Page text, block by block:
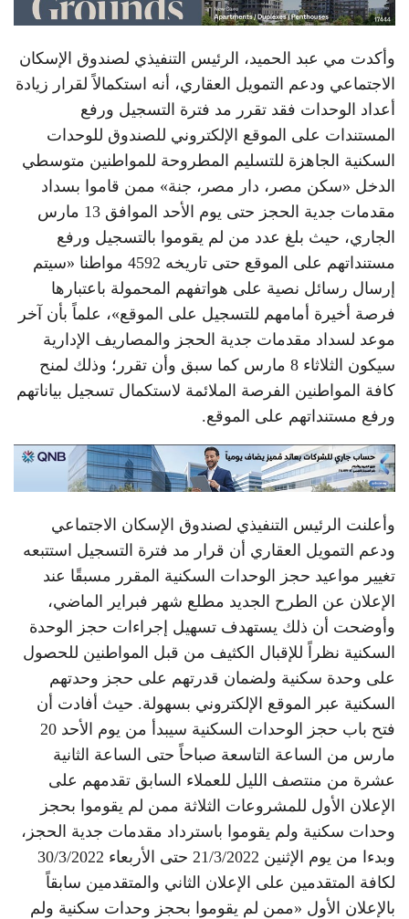
وأكدت مي عبد الحميد، الرئيس التنفيذي لصندوق الإسكان
الاجتماعي ودعم التمويل العقاري، أنه استكمالاً لقرار زيادة
أعداد الوحدات فقد تقرر مد فترة التسجيل ورفع
المستندات على الموقع الإلكتروني للصندوق للوحدات
السكنية الجاهزة للتسليم المطروحة للمواطنين متوسطي
الدخل «سكن مصر، دار مصر، جنة» ممن قاموا بسداد
مقدمات جدية الحجز حتى يوم الأحد الموافق 13 مارس
الجاري، حيث بلغ عدد من لم يقوموا بالتسجيل ورفع
مستنداتهم على الموقع حتى تاريخه 4592 مواطنا «سيتم
إرسال رسائل نصية على هواتفهم المحمولة باعتبارها
فرصة أخيرة أمامهم للتسجيل على الموقع»، علماً بأن آخر
موعد لسداد مقدمات جدية الحجز والمصاريف الإدارية
سيكون الثلاثاء 8 مارس كما سبق وأن تقرر؛ وذلك لمنح
كافة المواطنين الفرصة الملائمة لاستكمال تسجيل بياناتهم
ورفع مستنداتهم على الموقع.
وأعلنت الرئيس التنفيذي لصندوق الإسكان الاجتماعي
ودعم التمويل العقاري أن قرار مد فترة التسجيل استتبعه
تغيير مواعيد حجز الوحدات السكنية المقرر مسبقًا عند
الإعلان عن الطرح الجديد مطلع شهر فبراير الماضي،
وأوضحت أن ذلك يستهدف تسهيل إجراءات حجز الوحدة
السكنية نظراً للإقبال الكثيف من قبل المواطنين للحصول
على وحدة سكنية ولضمان قدرتهم على حجز وحدتهم
السكنية عبر الموقع الإلكتروني بسهولة. حيث أفادت أن
فتح باب حجز الوحدات السكنية سيبدأ من يوم الأحد 20
مارس من الساعة التاسعة صباحاً حتى الساعة الثانية
عشرة من منتصف الليل للعملاء السابق تقدمهم على
الإعلان الأول للمشروعات الثلاثة ممن لم يقوموا بحجز
وحدات سكنية ولم يقوموا باسترداد مقدمات جدية الحجز،
وبدءا من يوم الإثنين 21/3/2022 حتى الأربعاء 30/3/2022
لكافة المتقدمين على الإعلان الثاني والمتقدمين سابقاً
بالإعلان الأول «ممن لم يقوموا بحجز وحدات سكنية ولم